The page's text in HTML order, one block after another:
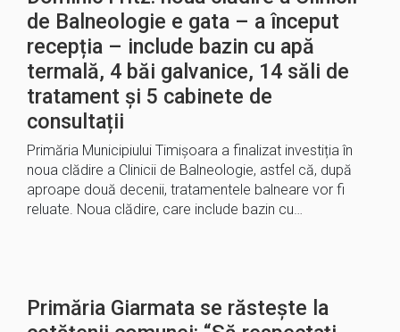
de Balneologie e gata – a început
recepția – include bazin cu apă
termală, 4 băi galvanice, 14 săli de
tratament și 5 cabinete de
consultații
Primăria Municipiului Timișoara a finalizat investiția în
noua clădire a Clinicii de Balneologie, astfel că, după
aproape două decenii, tratamentele balneare vor fi
reluate. Noua clădire, care include bazin cu…
Primăria Giarmata se răstește la